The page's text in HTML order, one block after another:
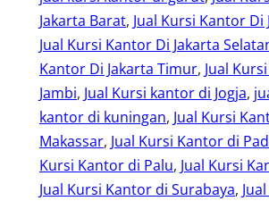
Jakarta Barat, Jual Kursi Kantor Di
Jual Kursi Kantor Di Jakarta
Kantor Di Jakarta Timur, Jual
Jambi, Jual Kursi kantor di Jogja,
kantor di kuningan, Jual Kursi
Makassar, Jual Kursi Kantor di
Kursi Kantor di Palu, Jual Kursi
Jual Kursi Kantor di Surabaya,